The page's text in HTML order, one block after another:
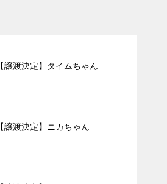
【譲渡決定】タイムちゃん
【譲渡決定】ニカちゃん